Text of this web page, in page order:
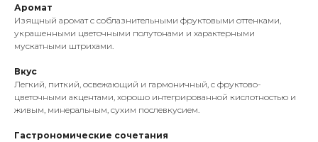
Аромат
Изящный аромат с соблазнительными фруктовыми оттенками,
украшенными цветочными полутонами и характерными
мускатными штрихами.
Вкус
Легкий, питкий, освежающий и гармоничный, с фруктово-
цветочными акцентами, хорошо интегрированной кислотностью и
живым, минеральным, сухим послевкусием.
Гастрономические сочетания